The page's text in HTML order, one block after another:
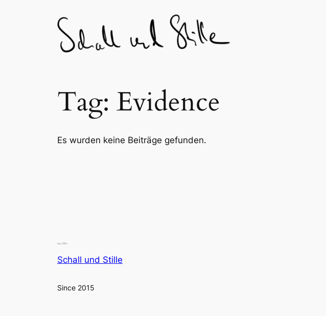
Tag: Evidence
Es wurden keine Beiträge gefunden.
Schall und Stille
Since 2015